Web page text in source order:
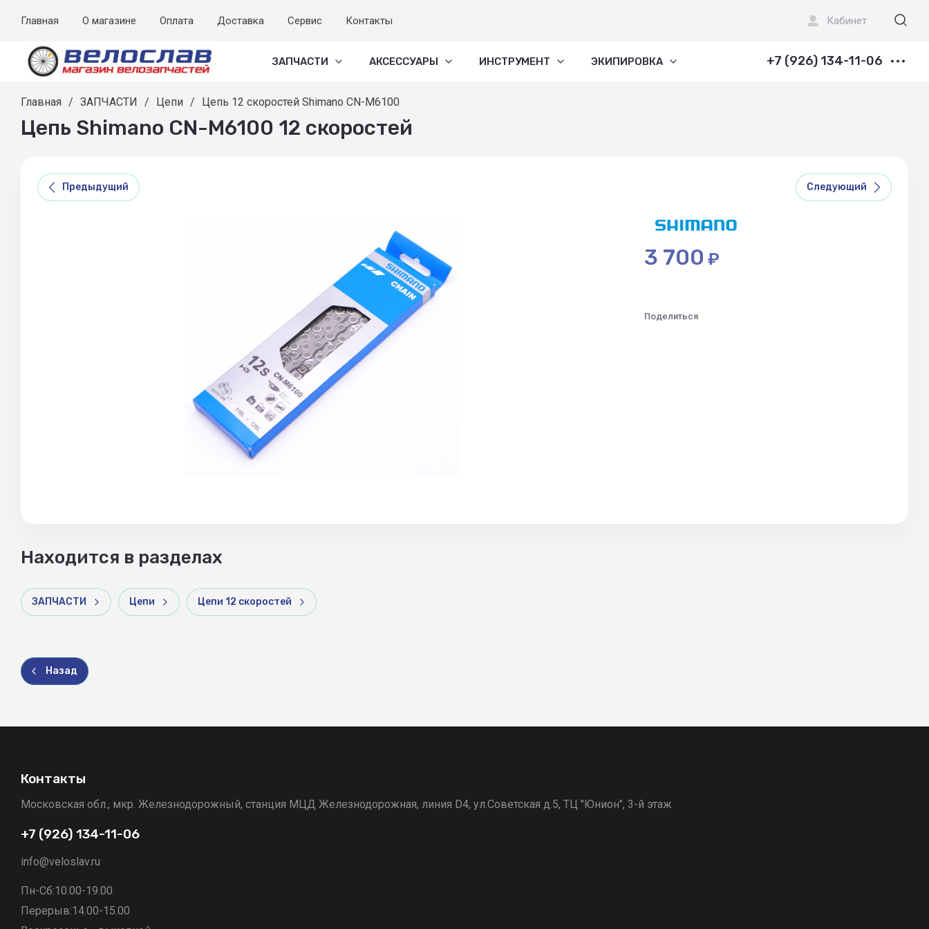
Главная О магазине Оплата Доставка Сервис Контакты Кабинет
ЗАПЧАСТИ АКСЕССУАРЫ ИНСТРУМЕНТ ЭКИПИРОВКА +7 (926) 134-11-06
Главная / ЗАПЧАСТИ / Цепи / Цепь 12 скоростей Shimano CN-M6100
Цепь Shimano CN-M6100 12 скоростей
Предыдущий Следующий
3 700 ₽
Поделиться
Находится в разделах
ЗАПЧАСТИ Цепи Цепи 12 скоростей
Назад
Контакты
Московская обл., мкр. Железнодорожный, станция МЦД Железнодорожная, линия D4, ул.Советская д.5, ТЦ "Юнион", 3-й этаж
+7 (926) 134-11-06
info@veloslav.ru
Пн-Сб:10.00-19.00
Перерыв:14.00-15.00